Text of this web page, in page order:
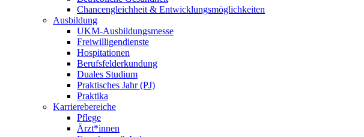
Chancengleichheit & Entwicklungsmöglichkeiten
Ausbildung
UKM-Ausbildungsmesse
Freiwilligendienste
Hospitationen
Berufsfelderkundung
Duales Studium
Praktisches Jahr (PJ)
Praktika
Karrierebereiche
Pflege
Ärzt*innen